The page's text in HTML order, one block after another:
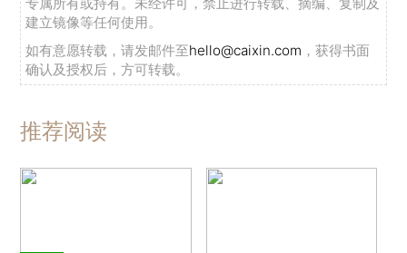
建立镜像等任何使用。
如有意愿转载，请发邮件至hello@caixin.com ，获得书面
确认及授权后，方可转载。
推荐阅读